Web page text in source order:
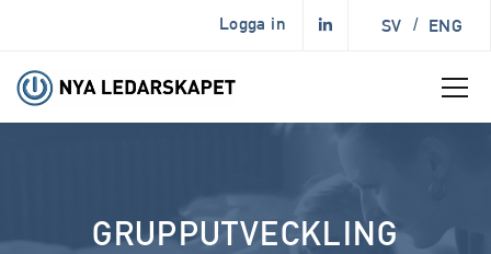
Logga in SV / ENG
GRUPPUTVECKLING